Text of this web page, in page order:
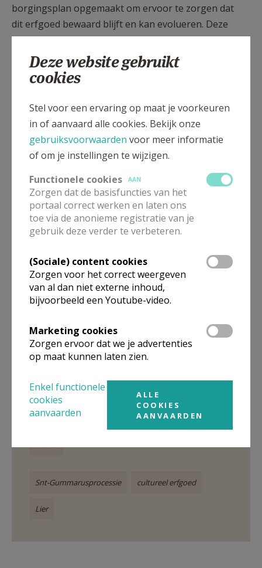
borgingsplan opgemaakt om ervoor te zorgen dat
dit erfgoed bewaard blijft en kan evolueren. Deze
erkenning betekent dus niet alleen een waardering,
maar houdt ook voor de Broederschap een
belangrijke opdracht in. In deze aanvraag wist de
Broederschap zich gesteund door de stad Lier, de
pastorale eenheid Heilige Gummarus en Zalige
Beatrijs (onder leiding van pastoor-deken Jan
Verheyen) en de talrijke Lierse jeugdbewegingen en
verenigingen die van Sint-Gummaruszondag elk jaar
Het bestuur van de Broederschap is dan ook heel
gelukkig en fier dat de Sint-Gummarusprocessie
voortaan naast het reeds aanwezige Unesco-
werelderfgoed (belfort en begijnhof) op de
erfgoedkaart komt.
Gepubliceerd door
Broederschap van Sint-Gummarus
Meer
Cultuur
Snt-Gummarusprocessie cultureel erfgoed
Lier
Deze website gebruikt
cookies
Stel voor een ervaring op maat je voorkeuren
in of aanvaard alle cookies. Bekijk onze
gebruiksvoorwaarden voor meer informatie
of om je instellingen te wijzigen.
Functionele cookies
AAN
Zorgen dat de basisfuncties van het
portaal correct werken en laten ons
toe via de anonieme registratie van je
gebruik deze verder te verbeteren.
(Sociale) content cookies
Zorgen voor het correct weergeven
van al dan niet externe inhoud,
bijvoorbeeld een Youtube-video.
Marketing cookies
Zorgen ervoor dat we je advertenties
op maat kunnen laten zien.
Enkel functionele
cookies
aanvaarden
ALLE
COOKIES
AANVAARDEN